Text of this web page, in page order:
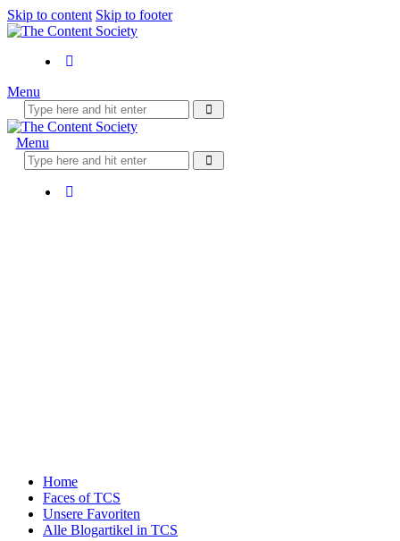
Skip to content Skip to footer
Menu
Menu
Home
Faces of TCS
Unsere Favoriten
Alle Blogartikel in TCS